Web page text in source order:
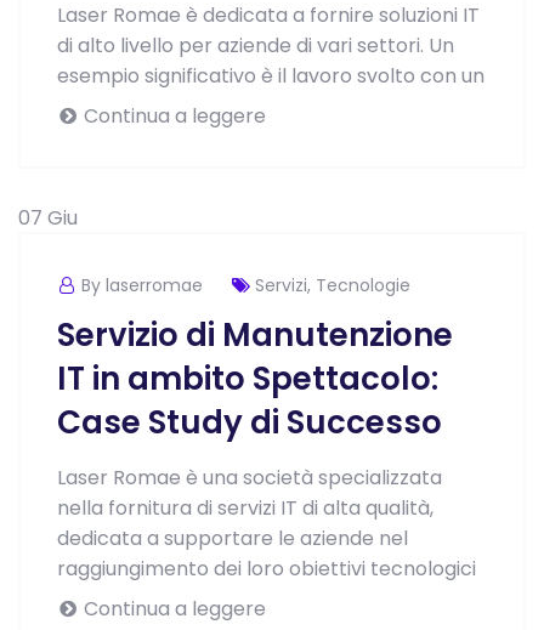
Laser Romae è dedicata a fornire soluzioni IT
di alto livello per aziende di vari settori. Un
esempio significativo è il lavoro svolto con un
Continua a leggere
07 Giu
By laserromae Servizi, Tecnologie
Servizio di Manutenzione
IT in ambito Spettacolo:
Case Study di Successo
Laser Romae è una società specializzata
nella fornitura di servizi IT di alta qualità,
dedicata a supportare le aziende nel
raggiungimento dei loro obiettivi tecnologici
Continua a leggere